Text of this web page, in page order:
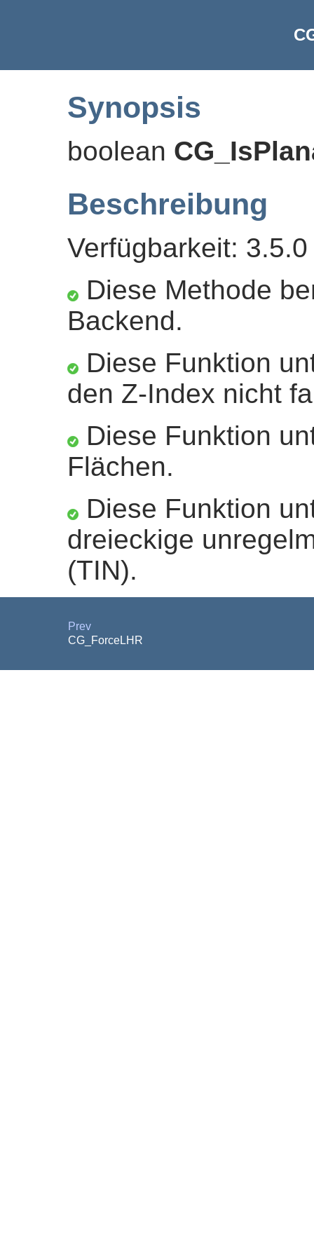
Synopsis
boolean
Beschreibung
Verfügbarkeit: 3.5.0
Diese Methode
Backend.
Diese Funktion
den Z-Index nicht
Diese Funktion
Flächen.
Diese Funktion
dreieckige
(TIN).
Prev
CG_ForceLHR